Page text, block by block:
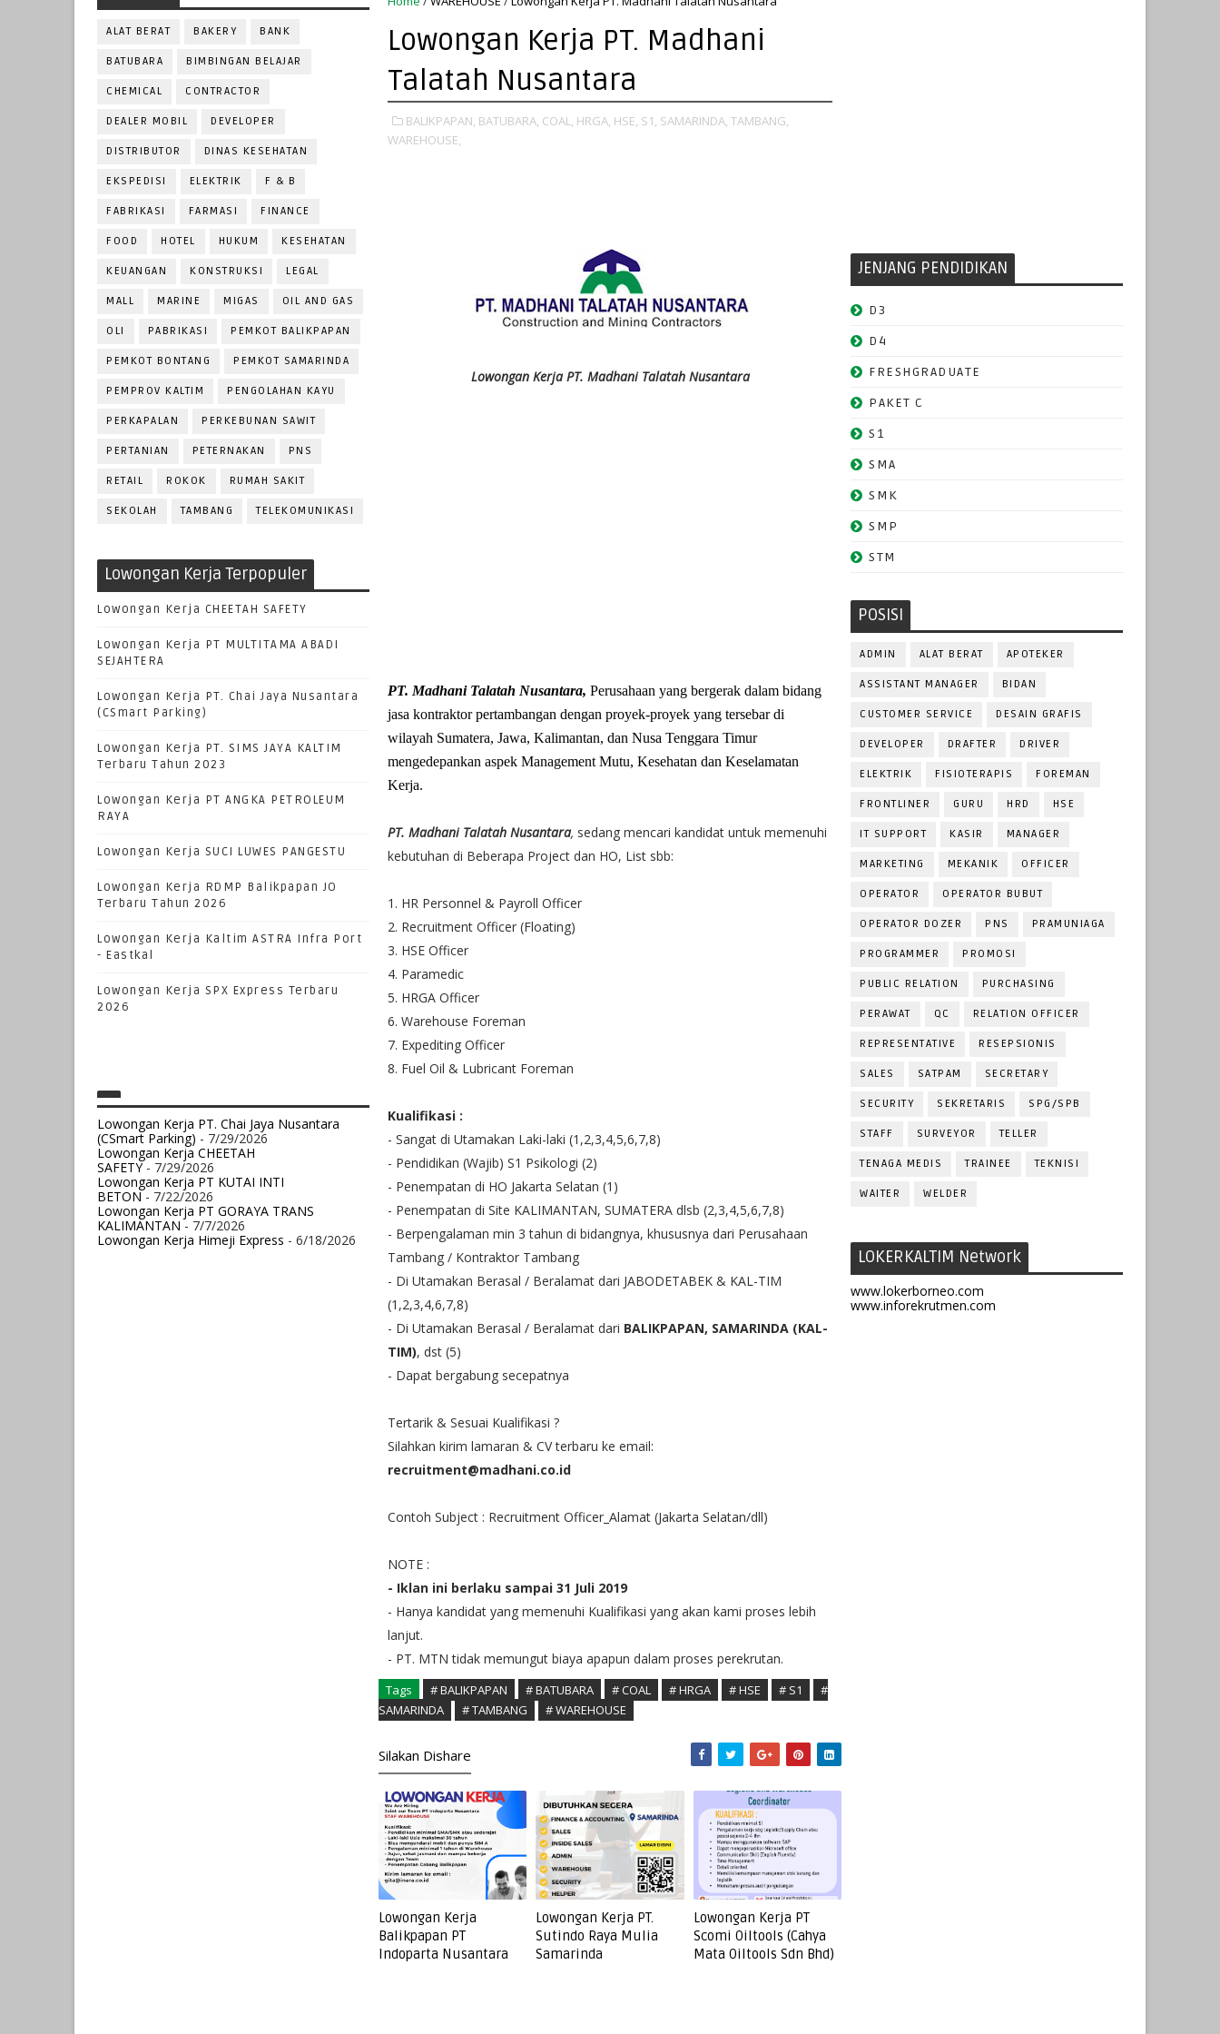
ALAT BERAT BAKERY BANK
BATUBARA BIMBINGAN BELAJAR
CHEMICAL CONTRACTOR
DEALER MOBIL DEVELOPER
DISTRIBUTOR DINAS KESEHATAN
EKSPEDISI ELEKTRIK F & B
FABRIKASI FARMASI FINANCE
FOOD HOTEL HUKUM KESEHATAN
KEUANGAN KONSTRUKSI LEGAL
MALL MARINE MIGAS OIL AND GAS
OLI PABRIKASI PEMKOT BALIKPAPAN
PEMKOT BONTANG PEMKOT SAMARINDA
PEMPROV KALTIM PENGOLAHAN KAYU
PERKAPALAN PERKEBUNAN SAWIT
PERTANIAN PETERNAKAN PNS
RETAIL ROKOK RUMAH SAKIT
SEKOLAH TAMBANG TELEKOMUNIKASI
Lowongan Kerja Terpopuler
Lowongan Kerja CHEETAH SAFETY
Lowongan Kerja PT MULTITAMA ABADI
SEJAHTERA
Lowongan Kerja PT. Chai Jaya Nusantara
(CSmart Parking)
Lowongan Kerja PT. SIMS JAYA KALTIM
Terbaru Tahun 2023
Lowongan Kerja PT ANGKA PETROLEUM
RAYA
Lowongan Kerja SUCI LUWES PANGESTU
Lowongan Kerja RDMP Balikpapan JO
Terbaru Tahun 2026
Lowongan Kerja Kaltim ASTRA Infra Port
- Eastkal
Lowongan Kerja SPX Express Terbaru
2026
Lowongan Kerja PT. Chai Jaya Nusantara
(CSmart Parking) - 7/29/2026
Lowongan Kerja CHEETAH
SAFETY- 7/29/2026
Lowongan Kerja PT KUTAI INTI
BETON- 7/22/2026
Lowongan Kerja PT GORAYA TRANS
KALIMANTAN- 7/7/2026
Lowongan Kerja Himeji Express - 6/18/2026
Lowongan Kerja PT. Madhani
Talatah Nusantara
BALIKPAPAN, BATUBARA, COAL, HRGA, HSE, S1, SAMARINDA, TAMBANG,
WAREHOUSE,
Lowongan Kerja PT. Madhani Talatah Nusantara
PT. Madhani Talatah Nusantara, Perusahaan yang bergerak dalam bidang
jasa kontraktor pertambangan dengan proyek-proyek yang tersebar di
wilayah Sumatera, Jawa, Kalimantan, dan Nusa Tenggara Timur
mengedepankan aspek Management Mutu, Kesehatan dan Keselamatan
Kerja.
PT. Madhani Talatah Nusantara, sedang mencari kandidat untuk memenuhi
kebutuhan di Beberapa Project dan HO, List sbb:
1. HR Personnel & Payroll Officer
2. Recruitment Officer (Floating)
3. HSE Officer
4. Paramedic
5. HRGA Officer
6. Warehouse Foreman
7. Expediting Officer
8. Fuel Oil & Lubricant Foreman
Kualifikasi :
- Sangat di Utamakan Laki-laki (1,2,3,4,5,6,7,8)
- Pendidikan (Wajib) S1 Psikologi (2)
- Penempatan di HO Jakarta Selatan (1)
- Penempatan di Site KALIMANTAN, SUMATERA dlsb (2,3,4,5,6,7,8)
- Berpengalaman min 3 tahun di bidangnya, khususnya dari Perusahaan
Tambang / Kontraktor Tambang
- Di Utamakan Berasal / Beralamat dari JABODETABEK & KAL-TIM
(1,2,3,4,6,7,8)
- Di Utamakan Berasal / Beralamat dari BALIKPAPAN, SAMARINDA (KAL-
TIM), dst (5)
- Dapat bergabung secepatnya
Tertarik & Sesuai Kualifikasi ?
Silahkan kirim lamaran & CV terbaru ke email:
recruitment@madhani.co.id
Contoh Subject : Recruitment Officer_Alamat (Jakarta Selatan/dll)
NOTE :
- Iklan ini berlaku sampai 31 Juli 2019
- Hanya kandidat yang memenuhi Kualifikasi yang akan kami proses lebih
lanjut.
- PT. MTN tidak memungut biaya apapun dalam proses perekrutan.
Tags # BALIKPAPAN # BATUBARA # COAL # HRGA # HSE # S1
#
SAMARINDA
# TAMBANG # WAREHOUSE
Silakan Dishare
Lowongan Kerja
Balikpapan PT
Indoparta Nusantara
Lowongan Kerja PT.
Sutindo Raya Mulia
Samarinda
Lowongan Kerja PT
Scomi Oiltools (Cahya
Mata Oiltools Sdn Bhd)
JENJANG PENDIDIKAN
D3
D4
FRESHGRADUATE
PAKET C
S1
SMA
SMK
SMP
STM
POSISI
ADMIN ALAT BERAT APOTEKER
ASSISTANT MANAGER BIDAN
CUSTOMER SERVICE DESAIN GRAFIS
DEVELOPER DRAFTER DRIVER
ELEKTRIK FISIOTERAPIS FOREMAN
FRONTLINER GURU HRD HSE
IT SUPPORT KASIR MANAGER
MARKETING MEKANIK OFFICER
OPERATOR OPERATOR BUBUT
OPERATOR DOZER PNS PRAMUNIAGA
PROGRAMMER PROMOSI
PUBLIC RELATION PURCHASING
PERAWAT QC RELATION OFFICER
REPRESENTATIVE RESEPSIONIS
SALES SATPAM SECRETARY
SECURITY SEKRETARIS SPG/SPB
STAFF SURVEYOR TELLER
TENAGA MEDIS TRAINEE TEKNISI
WAITER WELDER
LOKERKALTIM Network
www.lokerborneo.com
www.inforekrutmen.com